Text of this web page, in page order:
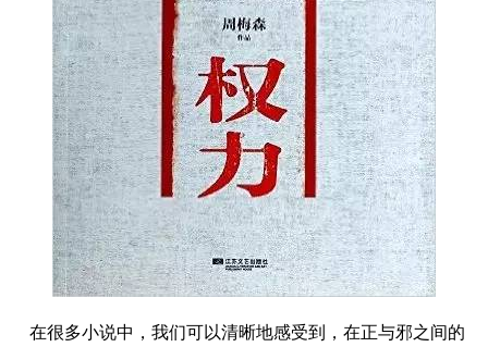
在很多小说中，我们可以清晰地感受到，在正与邪之间的